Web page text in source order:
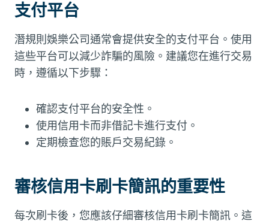
支付平台
潛規則娛樂公司通常會提供安全的支付平台。使用
這些平台可以減少詐騙的風險。建議您在進行交易
時，遵循以下步驟：
確認支付平台的安全性。
使用信用卡而非借記卡進行支付。
定期檢查您的賬戶交易紀錄。
審核信用卡刷卡簡訊的重要性
每次刷卡後，您應該仔細審核信用卡刷卡簡訊。這